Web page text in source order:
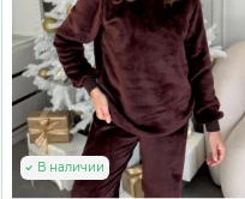
В наличии